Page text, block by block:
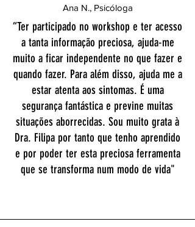
Ana N., Psicóloga
“Ter participado no workshop e ter acesso
a tanta informação preciosa, ajuda-me
muito a ficar independente no que fazer e
quando fazer. Para além disso, ajuda me a
estar atenta aos sintomas. É uma
segurança fantástica e previne muitas
situações aborrecidas. Sou muito grata à
Dra. Filipa por tanto que tenho aprendido
e por poder ter esta preciosa ferramenta
que se transforma num modo de vida"